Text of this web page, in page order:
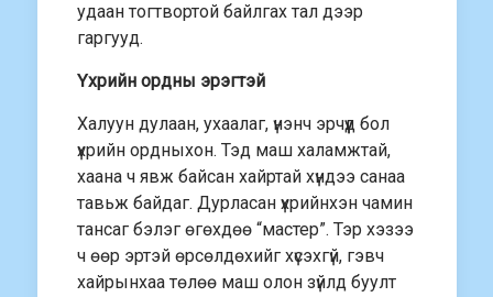
удаан тогтвортой байлгах тал дээр
гаргууд.
Үхрийн ордны эрэгтэй
Халуун дулаан, ухаалаг, үнэнч эрчүүд бол
үхрийн ордныхон. Тэд маш халамжтай,
хаана ч явж байсан хайртай хүндээ санаа
тавьж байдаг. Дурласан үхрийнхэн чамин
тансаг бэлэг өгөхдөө “мастер”. Тэр хэзээ
ч өөр эртэй өрсөлдөхийг хүсэхгүй, гэвч
хайрынхаа төлөө маш олон зүйлд буулт